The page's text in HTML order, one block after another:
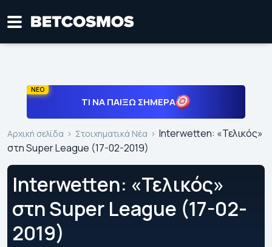
ΝΕΟ
ΤΙ ΝΑ ΠΑΊΞΩ ΣΉΜΕΡΑ
Αρχική σελίδα Στοιχηματικά Νέα
Interwetten: «Τελικός»
στη Super League (17-02-2019)
Interwetten: «Τελικός»
στη Super League (17-02-
2019)